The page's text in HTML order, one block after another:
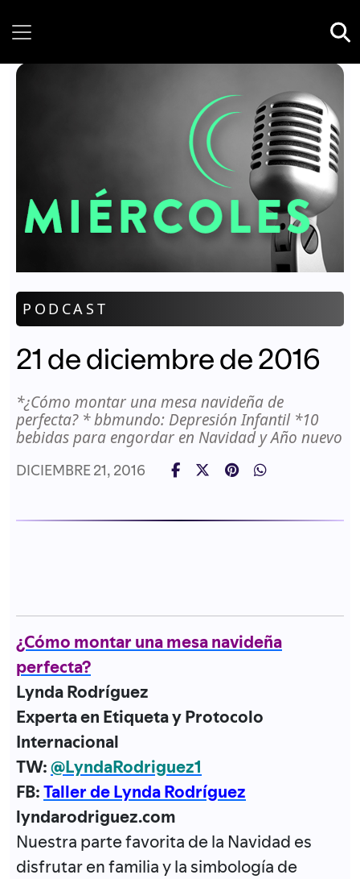
PODCAST
21 de diciembre de 2016
*¿Cómo montar una mesa navideña de
perfecta? * bbmundo: Depresión Infantil *10
bebidas para engordar en Navidad y Año nuevo
DICIEMBRE 21, 2016
¿Cómo montar una mesa navideña
perfecta?
Lynda Rodríguez
Experta en Etiqueta y Protocolo
Internacional
TW:@LyndaRodriguez1
FB:Taller de Lynda Rodríguez
lyndarodriguez.com
Nuestra parte favorita de la Navidad es
disfrutar en familia y la simbología de